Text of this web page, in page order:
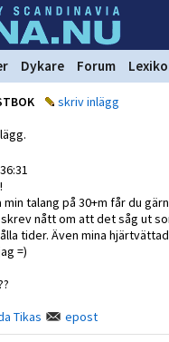
Dykare Forum
skriv inlägg
talang på 30+m får du
nått om att det såg ut
tider. Även mina
=)
Tikas epost